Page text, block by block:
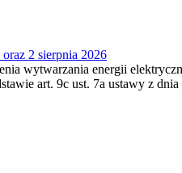
2 sierpnia 2026
wytwarzania energii
art. 9c ust. 7a ustawy z